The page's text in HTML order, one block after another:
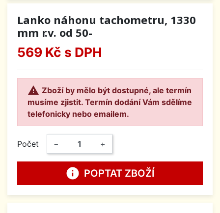
Lanko náhonu tachometru, 1330
mm r.v. od 50-
569 Kč s DPH
 Zboží by mělo být dostupné, ale termín
musíme zjistit. Termín dodání Vám sdělíme
telefonicky nebo emailem.
Počet − +
info POPTAT ZBOŽÍ